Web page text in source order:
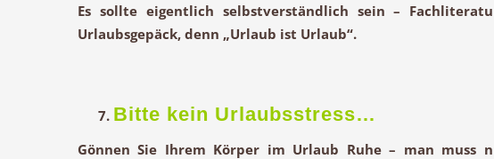
Es sollte eigentlich selbstverständlich sein –
Urlaubsgepäck, denn „Urlaub ist Urlaub“.
Bitte kein Urlaubsstress…
Gönnen Sie Ihrem Körper im Urlaub Ruhe – man muss